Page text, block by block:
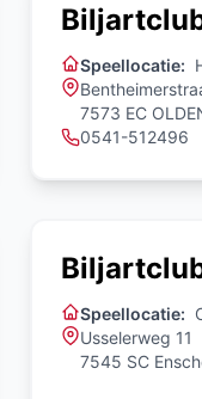
Speellocatie:
7573 EC
0541-512496
Speellocatie:
Usselerweg 11
7545 SC